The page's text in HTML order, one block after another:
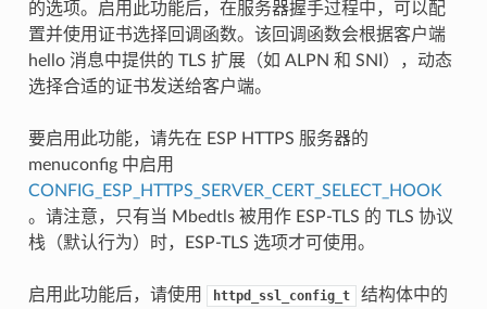
的选项。启用此功能后，在服务器握手过程中，可以配
置并使用证书选择回调函数。该回调函数会根据客户端
hello 消息中提供的 TLS 扩展（如 ALPN 和 SNI），动态
选择合适的证书发送给客户端。
要启用此功能，请先在 ESP HTTPS 服务器的
menuconfig 中启用
CONFIG_ESP_HTTPS_SERVER_CERT_SELECT_HOOK
。请注意，只有当 Mbedtls 被用作 ESP-TLS 的 TLS 协议
栈（默认行为）时，ESP-TLS 选项才可使用。
启用此功能后，请使用 httpd_ssl_config_t 结构体中的